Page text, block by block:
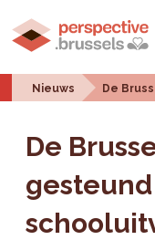
Nieuws De
De